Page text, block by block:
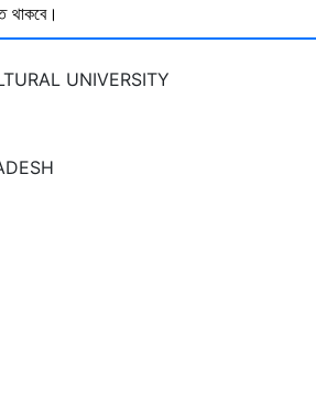
থাকবে।
UNIVERSITY